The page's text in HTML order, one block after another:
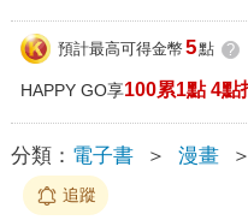
預計最高可得金幣 5點 ?
HAPPY GO享100累1點 4點
分類： 電子書 ＞ 漫畫 ＞
追蹤